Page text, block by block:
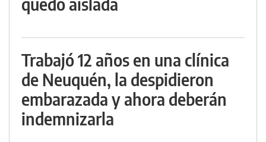
Trabajó 12 años en una clínica
de Neuquén, la despidieron
embarazada y ahora deberán
indemnizarla